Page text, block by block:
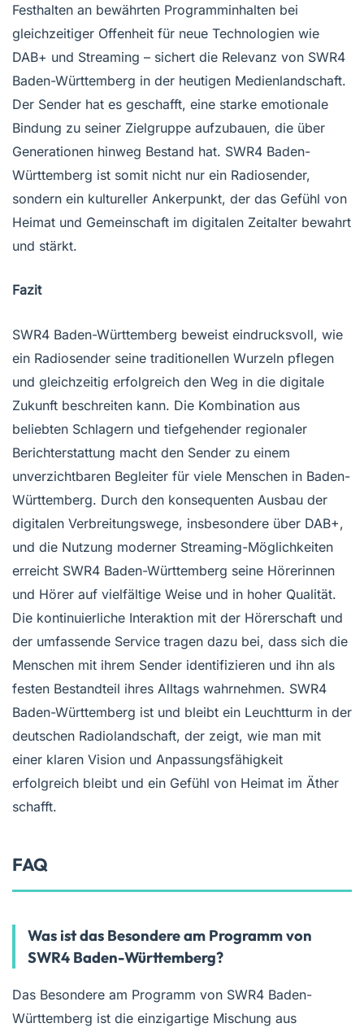
Festhalten an bewährten Programminhalten bei
gleichzeitiger Offenheit für neue Technologien wie
DAB+ und Streaming – sichert die Relevanz von SWR4
Baden-Württemberg in der heutigen Medienlandschaft.
Der Sender hat es geschafft, eine starke emotionale
Bindung zu seiner Zielgruppe aufzubauen, die über
Generationen hinweg Bestand hat. SWR4 Baden-
Württemberg ist somit nicht nur ein Radiosender,
sondern ein kultureller Ankerpunkt, der das Gefühl von
Heimat und Gemeinschaft im digitalen Zeitalter bewahrt
und stärkt.
Fazit
SWR4 Baden-Württemberg beweist eindrucksvoll, wie
ein Radiosender seine traditionellen Wurzeln pflegen
und gleichzeitig erfolgreich den Weg in die digitale
Zukunft beschreiten kann. Die Kombination aus
beliebten Schlagern und tiefgehender regionaler
Berichterstattung macht den Sender zu einem
unverzichtbaren Begleiter für viele Menschen in Baden-
Württemberg. Durch den konsequenten Ausbau der
digitalen Verbreitungswege, insbesondere über DAB+,
und die Nutzung moderner Streaming-Möglichkeiten
erreicht SWR4 Baden-Württemberg seine Hörerinnen
und Hörer auf vielfältige Weise und in hoher Qualität.
Die kontinuierliche Interaktion mit der Hörerschaft und
der umfassende Service tragen dazu bei, dass sich die
Menschen mit ihrem Sender identifizieren und ihn als
festen Bestandteil ihres Alltags wahrnehmen. SWR4
Baden-Württemberg ist und bleibt ein Leuchtturm in der
deutschen Radiolandschaft, der zeigt, wie man mit
einer klaren Vision und Anpassungsfähigkeit
erfolgreich bleibt und ein Gefühl von Heimat im Äther
schafft.
FAQ
Was ist das Besondere am Programm von
SWR4 Baden-Württemberg?
Das Besondere am Programm von SWR4 Baden-
Württemberg ist die einzigartige Mischung aus